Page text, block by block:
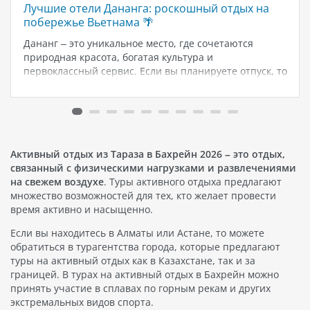
Лучшие отели Дананга: роскошный отдых на
побережье Вьетнама 🌴
Дананг – это уникальное место, где сочетаются
природная красота, богатая культура и
первоклассный сервис. Если вы планируете отпуск, то
поистине незабываемым. Этот роскошный отель,
расположенный на живописных холмах полуострова
Активный отдых из Тараза в Бахрейн 2026 – это отдых,
связанный с физическими нагрузками и развлечениями
на свежем воздухе. Туры активного отдыха предлагают
множество возможностей для тех, кто желает провести
время активно и насыщенно.
Если вы находитесь в Алматы или Астане, то можете
обратиться в турагентства города, которые предлагают
туры на активный отдых как в Казахстане, так и за
границей. В турах на активный отдых в Бахрейн можно
принять участие в сплавах по горным рекам и других
экстремальных видов спорта.